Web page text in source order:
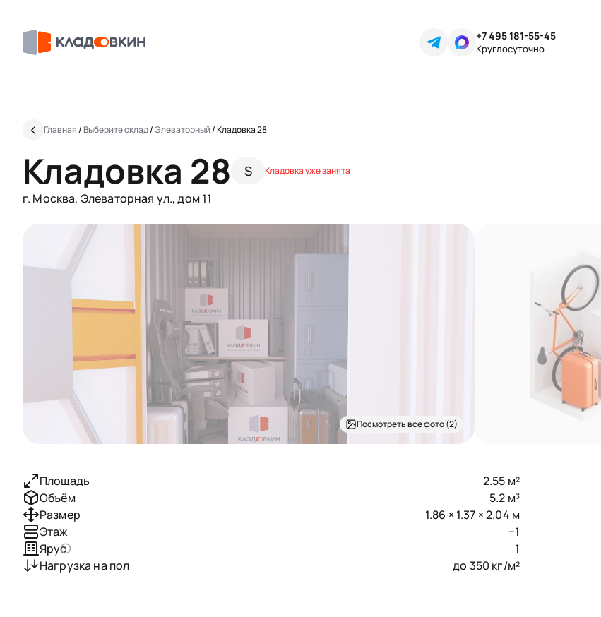
+7 495 181-55-45
Круглосуточно
Главная/ Выберите склад/Элеваторный/Кладовка 28
Кладовка 28 S Кладовка уже занята
г. Москва, Элеваторная ул., дом 11
Посмотреть все фото (2)
Площадь
2.55 м²
Объём
5.2 м³
Размер
1.86 × 1.37 × 2.04 м
Этаж
−1
Ярус
1
Нагрузка на пол
до 350 кг/м²